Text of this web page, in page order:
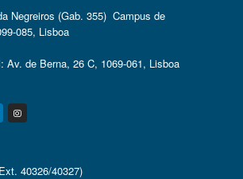
Negreiros (Gab. 355) Campus de
085, Lisboa
Av. de Berna, 26 C, 1069-061, Lisboa
Instagram
40326/40327)